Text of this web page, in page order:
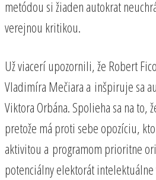
metódou si žiaden autokrat
verejnou kritikou.
Už viacerí upozornili, že Robert
Vladimíra Mečiara a inšpiruje sa
Viktora Orbána. Spolieha sa na to,
pretože má proti sebe opozíciu,
aktivitou a programom prioritne
potenciálny elektorát